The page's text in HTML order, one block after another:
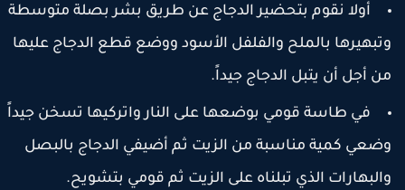
أولا نقوم بتحضير الدجاج عن طريق بشر بصلة متوسطة
بالملح والفلفل الأسود ووضع قطع الدجاج عليها
أجل أن يتبل الدجاج جيداً.
في طاسة قومي بوضعها على النار واتركيها تسخن جيداً
كمية مناسبة من الزيت ثم أضيفي الدجاج بالبصل
الذي تبلناه على الزيت ثم قومي بتشويح.